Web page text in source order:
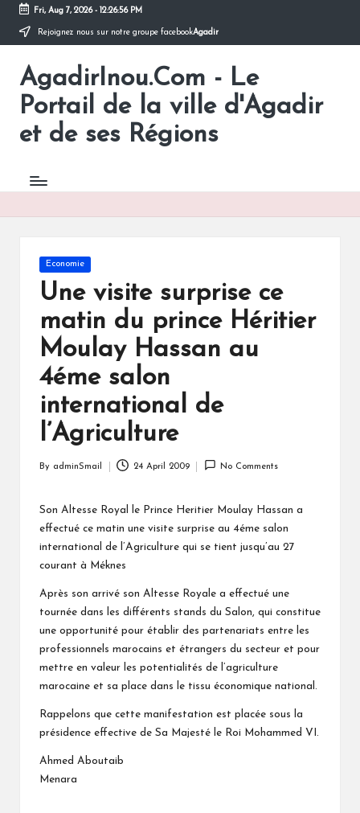
Skip
content
Fri, Aug 7, 2026- 12:26:56 PM
Rejoignez nous sur notre groupe facebookAgadir
AgadirInou.Com - Le
Portail de la ville d'Agadir
et de ses Régions
Toute
l'actualité
ville
en
un
Posted
in
Economie
Une visite surprise ce
matin du prince Héritier
Moulay Hassan au
4éme salon
international de
l’Agriculture
By adminSmail 24 April 2009 No Comments
Son Altesse Royal le Prince Heritier Moulay Hassan a
effectué ce matin une visite surprise au 4éme salon
international de l’Agriculture qui se tient jusqu’au 27
courant à Méknes
Après son arrivé son Altesse Royale a effectué une
tournée dans les différents stands du Salon, qui constitue
une opportunité pour établir des partenariats entre les
professionnels marocains et étrangers du secteur et pour
mettre en valeur les potentialités de l’agriculture
marocaine et sa place dans le tissu économique national.
Rappelons que cette manifestation est placée sous la
présidence effective de Sa Majesté le Roi Mohammed VI.
Ahmed Aboutaib
Menara